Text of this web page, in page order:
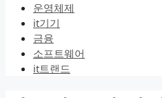
운영체제
it기기
금융
소프트웨어
it트랜드